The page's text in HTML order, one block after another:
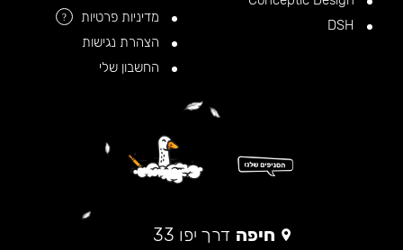
מדיניות פרטיות
?
הצהרת נגישות
החשבון שלי
חיפה דרך יפו 33